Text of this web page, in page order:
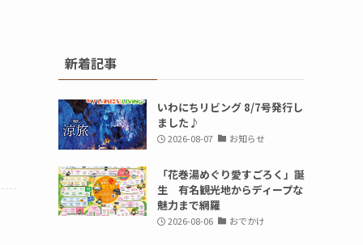
新着記事
いわにちリビング 8/7号発行し
ました♪
2026-08-07 お知らせ
「花巻湯めぐり愛すごろく」誕
生 有名観光地からディープな
魅力まで網羅
2026-08-06 おでかけ